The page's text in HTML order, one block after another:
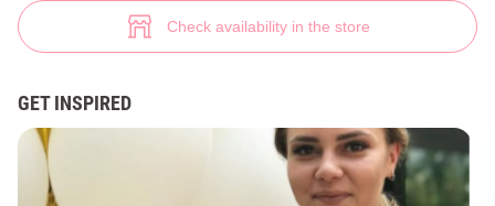
Check availability in the store
GET INSPIRED
(№ 30981) ♡ Gepur - women clothes store